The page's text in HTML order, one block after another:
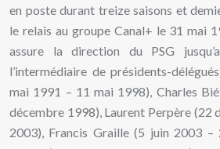
en poste durant treize saisons et
le relais au groupe Canal+ le 31 mai
assure la direction du PSG
l’intermédiaire de présidents-
mai 1991 – 11 mai 1998), Charles
décembre 1998), Laurent Perpère (22
2003), Francis Graille (5 juin 2003